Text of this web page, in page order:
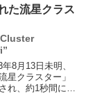
得ることが原則
た流星クラス
8月13日未明、
星クラスター」
れ、約1秒間に19